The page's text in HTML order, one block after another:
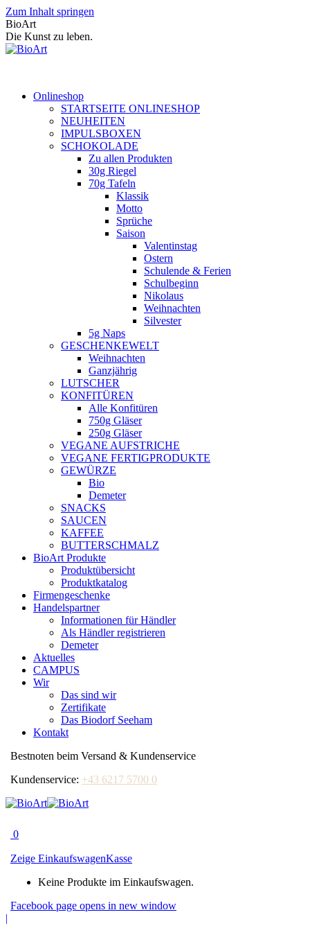
Zum Inhalt springen
BioArt
Die Kunst zu leben.
Onlineshop
STARTSEITE ONLINESHOP
NEUHEITEN
IMPULSBOXEN
SCHOKOLADE
Zu allen Produkten
30g Riegel
70g Tafeln
Klassik
Motto
Sprüche
Saison
Valentinstag
Ostern
Schulende & Ferien
Schulbeginn
Nikolaus
Weihnachten
Silvester
5g Naps
GESCHENKEWELT
Weihnachten
Ganzjährig
LUTSCHER
KONFITÜREN
Alle Konfitüren
750g Gläser
250g Gläser
VEGANE AUFSTRICHE
VEGANE FERTIGPRODUKTE
GEWÜRZE
Bio
Demeter
SNACKS
SAUCEN
KAFFEE
BUTTERSCHMALZ
BioArt Produkte
Produktübersicht
Produktkatalog
Firmengeschenke
Handelspartner
Informationen für Händler
Als Händler registrieren
Demeter
Aktuelles
CAMPUS
Wir
Das sind wir
Zertifikate
Das Biodorf Seeham
Kontakt
Bestnoten beim Versand & Kundenservice
Kundenservice: +43 6217 5700 0
0
Zeige EinkaufswagenKasse
Keine Produkte im Einkaufswagen.
Facebook page opens in new window
|